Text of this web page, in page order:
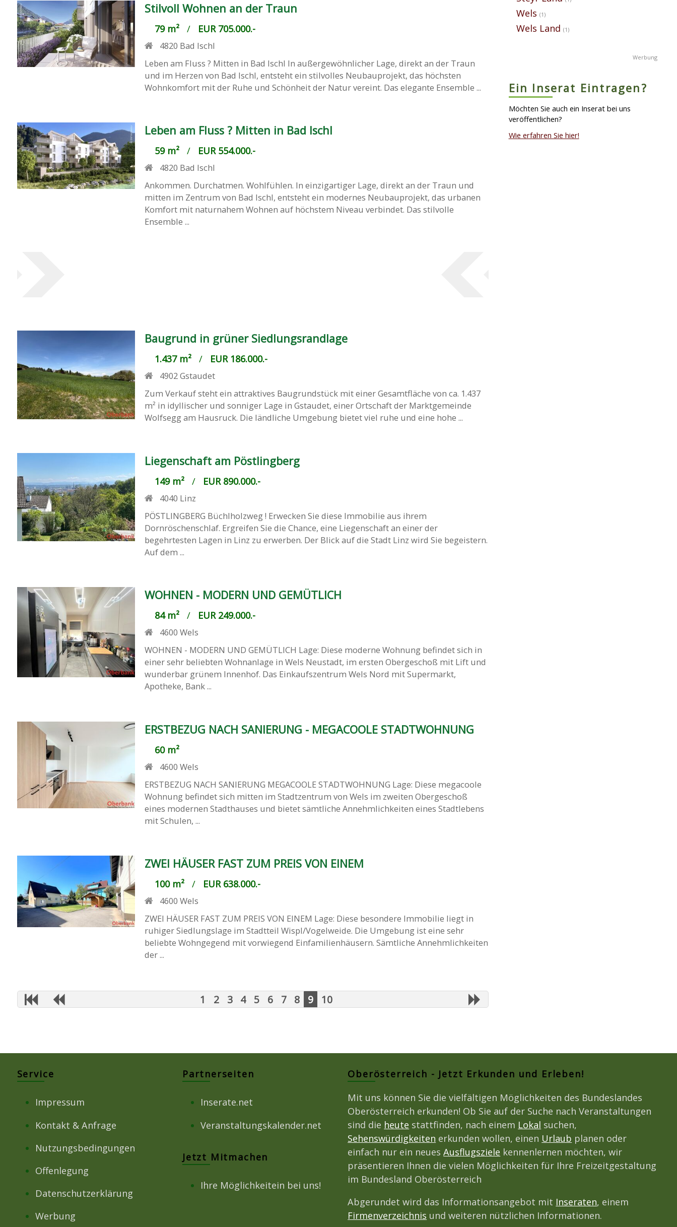
Stilvoll Wohnen an der Traun
79 m²/ EUR 705.000.-
4820 Bad Ischl
Leben am Fluss ? Mitten in Bad Ischl In außergewöhnlicher Lage, direkt an der Traun
und im Herzen von Bad Ischl, entsteht ein stilvolles Neubauprojekt, das höchsten
Wohnkomfort mit der Ruhe und Schönheit der Natur vereint. Das elegante Ensemble ...
Leben am Fluss ? Mitten in Bad Ischl
59 m²/ EUR 554.000.-
4820 Bad Ischl
Ankommen. Durchatmen. Wohlfühlen. In einzigartiger Lage, direkt an der Traun und
mitten im Zentrum von Bad Ischl, entsteht ein modernes Neubauprojekt, das urbanen
Komfort mit naturnahem Wohnen auf höchstem Niveau verbindet. Das stilvolle
Ensemble ...
Baugrund in grüner Siedlungsrandlage
1.437 m²/ EUR 186.000.-
4902Gstaudet
Zum Verkauf steht ein attraktives Baugrundstück mit einer Gesamtfläche von ca. 1.437
m² in idyllischer und sonniger Lage in Gstaudet, einer Ortschaft der Marktgemeinde
Wolfsegg am Hausruck. Die ländliche Umgebung bietet viel ruhe und eine hohe ...
Liegenschaft am Pöstlingberg
149 m²/ EUR 890.000.-
4040 Linz
PÖSTLINGBERG Büchlholzweg ! Erwecken Sie diese Immobilie aus ihrem
Dornröschenschlaf. Ergreifen Sie die Chance, eine Liegenschaft an einer der
begehrtesten Lagen in Linz zu erwerben. Der Blick auf die Stadt Linz wird Sie begeistern.
Auf dem ...
WOHNEN - MODERN UND GEMÜTLICH
84 m²/ EUR 249.000.-
4600 Wels
WOHNEN - MODERN UND GEMÜTLICH Lage: Diese moderne Wohnung befindet sich in
einer sehr beliebten Wohnanlage in Wels Neustadt, im ersten Obergeschoß mit Lift und
wunderbar grünem Innenhof. Das Einkaufszentrum Wels Nord mit Supermarkt,
Apotheke, Bank ...
ERSTBEZUG NACH SANIERUNG - MEGACOOLE STADTWOHNUNG
60 m²
4600 Wels
ERSTBEZUG NACH SANIERUNG MEGACOOLE STADTWOHNUNG Lage: Diese megacoole
Wohnung befindet sich mitten im Stadtzentrum von Wels im zweiten Obergeschoß
eines modernen Stadthauses und bietet sämtliche Annehmlichkeiten eines Stadtlebens
mit Schulen, ...
ZWEI HÄUSER FAST ZUM PREIS VON EINEM
100 m²/ EUR 638.000.-
4600 Wels
ZWEI HÄUSER FAST ZUM PREIS VON EINEM Lage: Diese besondere Immobilie liegt in
ruhiger Siedlungslage im Stadtteil Wispl/Vogelweide. Die Umgebung ist eine sehr
beliebte Wohngegend mit vorwiegend Einfamilienhäusern. Sämtliche Annehmlichkeiten
der ...
1 2 3 4 5 6 7 8 9 10
Wels (1)
Wels Land (1)
Ein Inserat Eintragen?
Möchten Sie auch ein Inserat bei uns
veröffentlichen?
Wie erfahren Sie hier!
Service
Impressum
Kontakt & Anfrage
Nutzungsbedingungen
Offenlegung
Datenschutzerklärung
Werbung
Partnerseiten
Inserate.net
Veranstaltungskalender.net
Jetzt Mitmachen
Ihre Möglichkeitein bei uns!
Oberösterreich - Jetzt Erkunden und Erleben!
Mit uns können Sie die vielfältigen Möglichkeiten des Bundeslandes
Oberösterreich erkunden! Ob Sie auf der Suche nach Veranstaltungen
sind die heute stattfinden, nach einem Lokal suchen,
Sehenswürdigkeiten erkunden wollen, einen Urlaub planen oder
einfach nur ein neuesAusflugsziele kennenlernen möchten, wir
präsentieren Ihnen die vielen Möglichkeiten für Ihre Freizeitgestaltung
im Bundesland Oberösterreich
Abgerundet wird das Informationsangebot mit Inseraten, einem
Firmenverzeichnis und weiteren nützlichen Informationen.